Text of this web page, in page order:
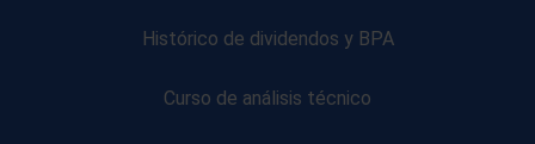
Histórico de dividendos y BPA
Curso de análisis técnico